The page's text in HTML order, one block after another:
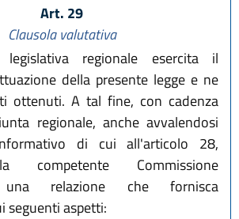
Art. 29
Clausola valutativa
legislativa regionale esercita il
della presente legge e ne
ottenuti. A tal fine, con cadenza
regionale, anche avvalendosi
di cui all'articolo 28,
competente Commissione
una relazione che fornisca
seguenti aspetti: